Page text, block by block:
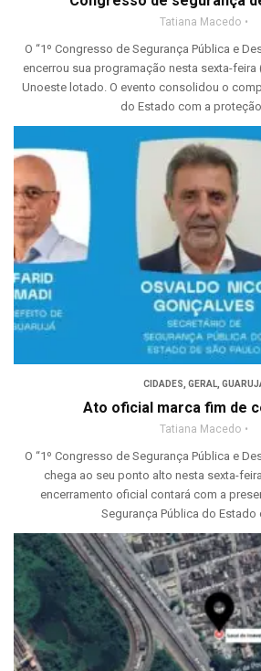
Tatiana Macedo
O “1º Congresso de Segurança Pública e
encerrou sua programação nesta sexta-
Unoeste lotado. O evento consolidou o
do Estado com a
CIDADES, GERAL,
Ato oficial marca fim de
Tatiana Macedo
O “1º Congresso de Segurança Pública e
chega ao seu ponto alto nesta sexta-
encerramento oficial contará com a
Segurança Pública do Estado